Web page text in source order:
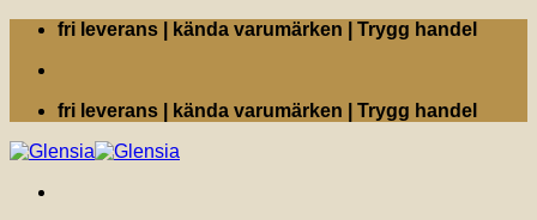
Skip
content
fri leverans | kända varumärken | Trygg handel
fri leverans | kända varumärken | Trygg handel